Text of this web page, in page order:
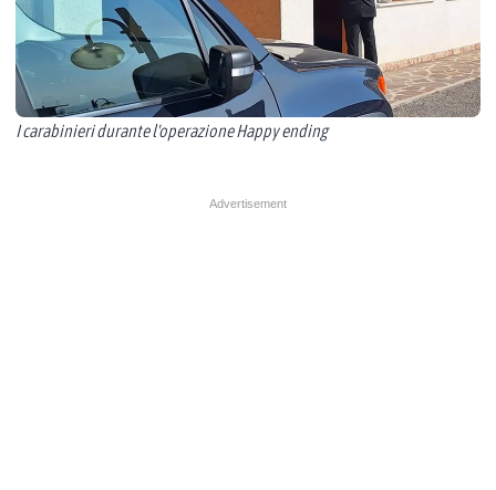
I carabinieri durante l'operazione Happy ending